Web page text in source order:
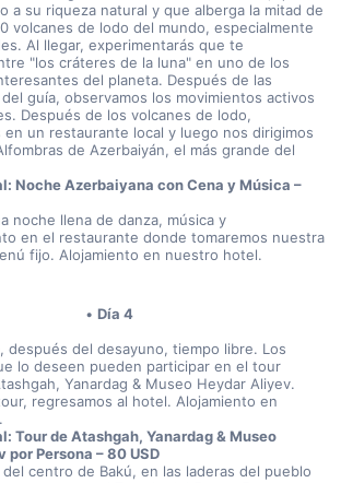
a su riqueza natural y que alberga la mitad de
volcanes de lodo del mundo, especialmente
Al llegar, experimentarás que te
"los cráteres de la luna" en uno de los
del planeta. Después de las
guía, observamos los movimientos activos
Después de los volcanes de lodo,
en un restaurante local y luego nos dirigimos
de Azerbaiyán, el más grande del
Noche Azerbaiyana con Cena y Música –
noche llena de danza, música y
en el restaurante donde tomaremos nuestra
fijo. Alojamiento en nuestro hotel.
Día 4
después del desayuno, tiempo libre. Los
lo deseen pueden participar en el tour
Yanardag & Museo Heydar Aliyev.
regresamos al hotel. Alojamiento en
Tour de Atashgah, Yanardag & Museo
por Persona – 80 USD
centro de Bakú, en las laderas del pueblo